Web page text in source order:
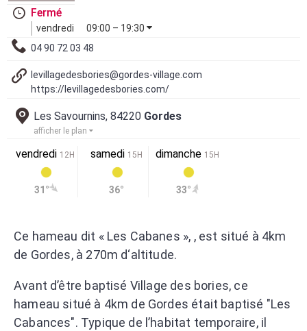
Fermé
vendredi
09:00 – 19:30
04 90 72 03 48
levillagedesbories@gordes-village.com
https://levillagedesbories.com/
Les Savournins, 84220 Gordes
afficher le plan
vendredi 12H
31°
samedi 15H
36°
dimanche 15H
33°
Ce hameau dit « Les Cabanes », , est situé à 4km
de Gordes, à 270m d‘altitude.
Avant d’être baptisé Village des bories, ce
hameau situé à 4km de Gordes était baptisé "Les
Cabances". Typique de l’habitat temporaire, il